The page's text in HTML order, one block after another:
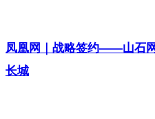
凤凰网｜战略签约——山石
长城